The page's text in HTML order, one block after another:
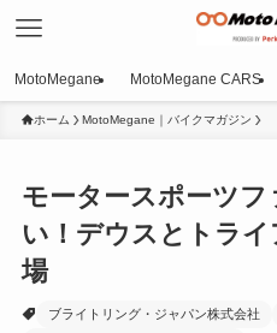
MotoMegane MotoMegane CARS
ホーム MotoMegane｜バイクマガジン
モータースポーツ
い！デウスとトラ
場
ブライトリング・ジャパン株式会社